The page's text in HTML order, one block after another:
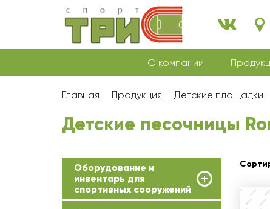
О компании
Главная Продукция Детские площадки
Детские песочницы
Оборудование и
инвентарь для
спортивных сооружений